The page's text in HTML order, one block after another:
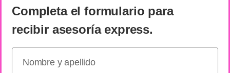
Completa el formulario para
recibir asesoría express.